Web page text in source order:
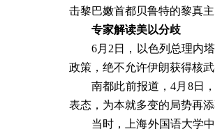
击黎巴嫩首都贝鲁特的黎真
专家解读美以分歧
6月 2 日，以色列总理内
政策，绝不允许伊朗获得核
南都此前报道，4月 8日
表态，为本就多变的局势再添
当时，上海外国语大学